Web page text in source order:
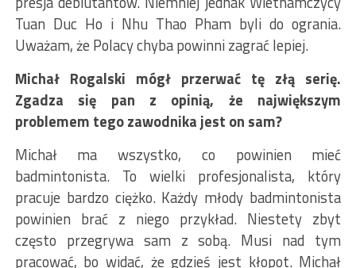
Tuan Duc Ho i Nhu Thao Pham byli do ogrania.
Uważam, że Polacy chyba powinni zagrać lepiej.
Michał Rogalski mógł przerwać tę złą serię.
Zgadza się pan z opinią, że największym
problemem tego zawodnika jest on sam?
Michał ma wszystko, co powinien mieć
badmintonista. To wielki profesjonalista, który
pracuje bardzo ciężko. Każdy młody badmintonista
powinien brać z niego przykład. Niestety zbyt
często przegrywa sam z sobą. Musi nad tym
pracować, bo widać, że gdzieś jest kłopot. Michał